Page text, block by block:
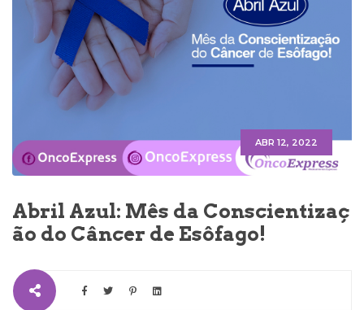
ABR 12, 2022
Abril Azul: Mês da Conscientizaç
ão do Câncer de Esôfago!